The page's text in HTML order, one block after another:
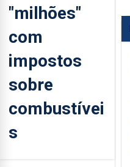
"milhões"
com
impostos
sobre
combustívei
s